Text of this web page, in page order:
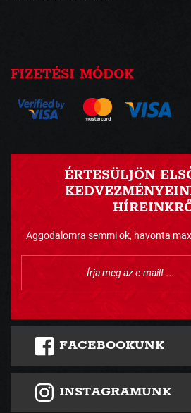
FIZETÉSI MÓDOK
ÉRTESÜLJÖN
Aggodalomra semmi ok, havonta
FACEBOOKUNK
INSTAGRAMUNK